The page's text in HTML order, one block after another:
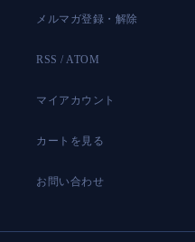
メルマガ登録・解除
RSS / ATOM
マイアカウント
カートを見る
お問い合わせ